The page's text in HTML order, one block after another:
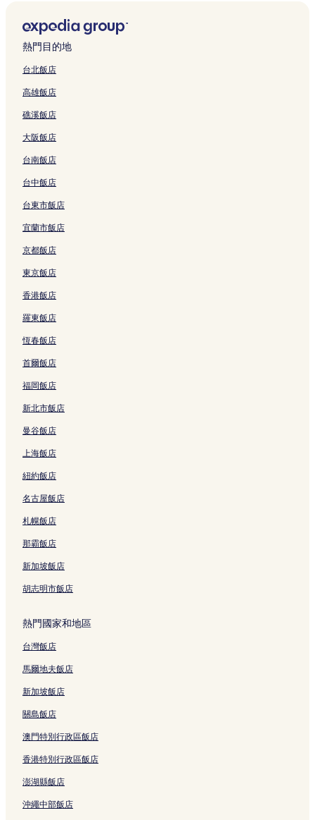
長灘珍珠博物館附近的飯店
Suoi Nuoc 海灘飯店
美奈飯店
美奈漁村附近的飯店
美奈中央海灘飯店
海鏈高爾夫球場附近的飯店
廊文計飯店
咸進飯店
育青學校附近的飯店
美奈海灘附近的飯店
凡錐圖廟附近的飯店
靈山長壽寺附近的飯店
藩切的寵物友善飯店
藩切的奢華飯店
藩切的高爾夫飯店
藩切的Spa 飯店
藩切的海灘飯店
藩切的商務飯店
涵仙附近的寵物友善飯店
涵仙附近的設有健身中心的飯店
美奈的奢華飯店
美奈的設有停車場的飯店
美奈的設有游泳池的飯店
美奈的海灘飯店
美奈的溫泉飯店
咸順南的設有游泳池的飯店
柯夾的商務飯店
柯夾的設有游泳池的飯店
咸進的海灘飯店
熱門目的地
台北飯店
高雄飯店
礁溪飯店
大阪飯店
台南飯店
台中飯店
台東市飯店
宜蘭市飯店
京都飯店
東京飯店
香港飯店
羅東飯店
恆春飯店
首爾飯店
福岡飯店
新北市飯店
曼谷飯店
上海飯店
紐約飯店
名古屋飯店
札幌飯店
那霸飯店
新加坡飯店
胡志明市飯店
熱門國家和地區
台灣飯店
馬爾地夫飯店
新加坡飯店
關島飯店
澳門特別行政區飯店
香港特別行政區飯店
澎湖縣飯店
沖繩中部飯店